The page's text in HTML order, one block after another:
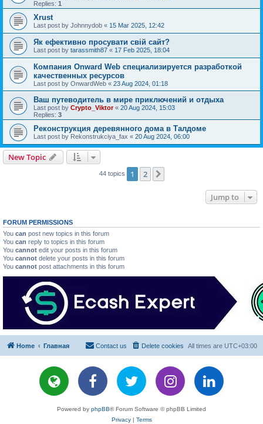
Replies: 1
Xrust
Last post by Johnnydob « 15 Mar 2025, 12:42
Як ефективно просувати свій сайт?
Last post by tarassmith87 « 17 Feb 2025, 18:04
Компания Onward Web специализируется разработкой
качественных ресурсов
Last post by OnwardWeb « 23 Aug 2024, 01:18
Ваш путеводитель в мире приключений и отдыха
Last post by Crypto_Viktor« 20 Aug 2024, 15:03
Replies: 3
Реконструкция деревянного дома в Талдоме
Last post by Rekonstrukciya_fax « 20 Aug 2024, 06:00
New Topic
44 topics 1 2
Jump to
FORUM PERMISSIONS
You can post new topics in this forum
You can reply to topics in this forum
You cannot edit your posts in this forum
You cannot delete your posts in this forum
You cannot post attachments in this forum
Home Главная All times are UTC+03:00
Delete cookies
Contact us
Powered by phpBB® Forum Software © phpBB Limited
Privacy| Terms